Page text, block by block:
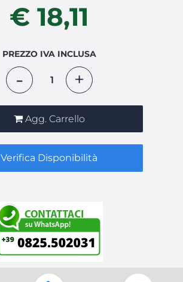
€ 18,11
PREZZO IVA INCLUSA
Agg. Carrello
Verifica Disponibilità